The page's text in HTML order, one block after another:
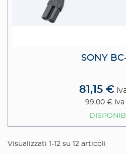
SONY
81,15 €
99,00 €
Visualizzati 1-12 su 12 articoli